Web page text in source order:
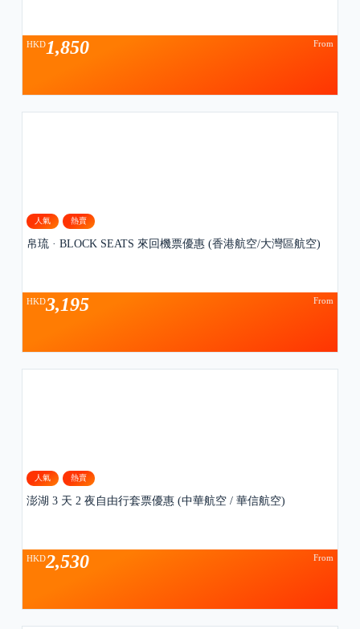
From
HKD1,850
人氣 熱賣
帛琉 · BLOCK SEATS 來回機票優惠 (香港航空/大灣區航空)
From
HKD3,195
人氣 熱賣
澎湖 3 天 2 夜自由行套票優惠 (中華航空 / 華信航空)
From
HKD2,530